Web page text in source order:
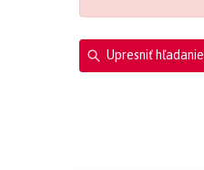
Upresniť hľadanie